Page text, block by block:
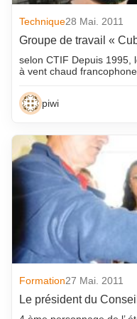
mars 2022
février 2022
décembre 2021
octobre 2021
septembre 2021
août 2021
juillet 2021
juin 2021
mai 2021
avril 2021
Technique28 Mai. 2011
Groupe de travail «
selon CTIF Depuis 1995,
à vent chaud
piwi
Formation27 Mai. 2011
Le président du